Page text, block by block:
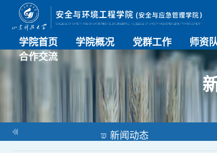
学院首页 学院概况 党群工作 师资
师资总
导师名
教师简
合作交流
新闻动态